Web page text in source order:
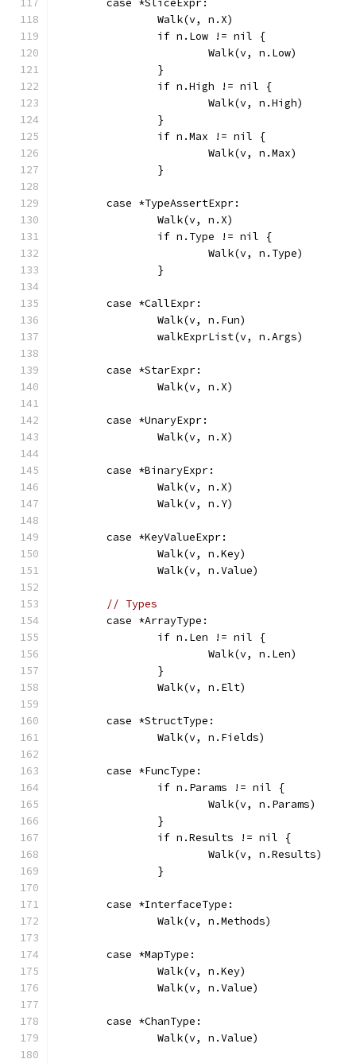
	case *SliceExpr:
		Walk(v, n.X)
		if n.Low != nil {
			Walk(v, n.Low)
		}
		if n.High != nil {
			Walk(v, n.High)
		}
		if n.Max != nil {
			Walk(v, n.Max)
		}
	case *TypeAssertExpr:
		Walk(v, n.X)
		if n.Type != nil {
			Walk(v, n.Type)
		}
	case *CallExpr:
		Walk(v, n.Fun)
		walkExprList(v, n.Args)
	case *StarExpr:
		Walk(v, n.X)
	case *UnaryExpr:
		Walk(v, n.X)
	case *BinaryExpr:
		Walk(v, n.X)
		Walk(v, n.Y)
	case *KeyValueExpr:
		Walk(v, n.Key)
		Walk(v, n.Value)
// Types
	case *ArrayType:
		if n.Len != nil {
			Walk(v, n.Len)
		}
		Walk(v, n.Elt)
	case *StructType:
		Walk(v, n.Fields)
	case *FuncType:
		if n.Params != nil {
			Walk(v, n.Params)
		}
		if n.Results != nil {
			Walk(v, n.Results)
		}
	case *InterfaceType:
		Walk(v, n.Methods)
	case *MapType:
		Walk(v, n.Key)
		Walk(v, n.Value)
	case *ChanType:
		Walk(v, n.Value)